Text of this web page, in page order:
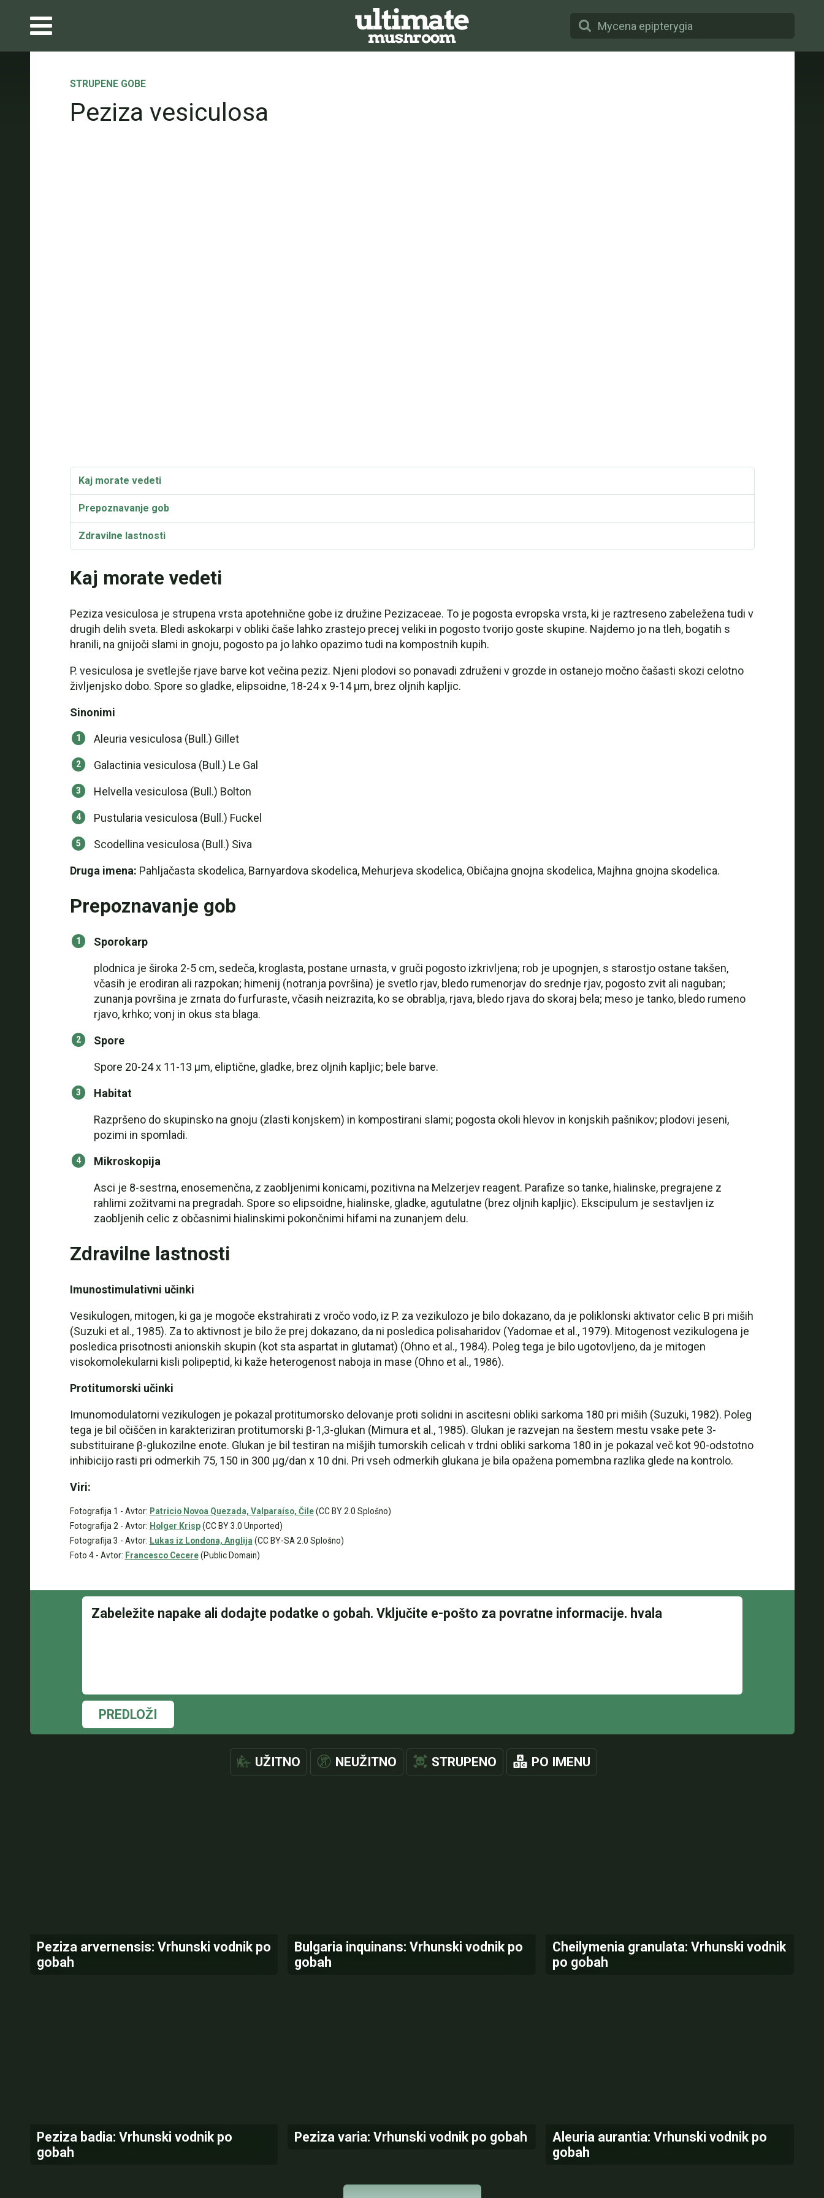
STRUPENE GOBE
Peziza vesiculosa
Kaj morate vedeti
Prepoznavanje gob
Zdravilne lastnosti
Kaj morate vedeti
Peziza vesiculosa je strupena vrsta apotehnične gobe iz družine Pezizaceae. To je pogosta evropska vrsta, ki je raztreseno zabeležena tudi v
drugih delih sveta. Bledi askokarpi v obliki čaše lahko zrastejo precej veliki in pogosto tvorijo goste skupine. Najdemo jo na tleh, bogatih s
hranili, na gnijoči slami in gnoju, pogosto pa jo lahko opazimo tudi na kompostnih kupih.
P. vesiculosa je svetlejše rjave barve kot večina peziz. Njeni plodovi so ponavadi združeni v grozde in ostanejo močno čašasti skozi celotno
življenjsko dobo. Spore so gladke, elipsoidne, 18-24 x 9-14 µm, brez oljnih kapljic.
Sinonimi
Aleuria vesiculosa (Bull.) Gillet
Galactinia vesiculosa (Bull.) Le Gal
Helvella vesiculosa (Bull.) Bolton
Pustularia vesiculosa (Bull.) Fuckel
Scodellina vesiculosa (Bull.) Siva
Druga imena: Pahljačasta skodelica, Barnyardova skodelica, Mehurjeva skodelica, Običajna gnojna skodelica, Majhna gnojna skodelica.
Prepoznavanje gob
Sporokarp
plodnica je široka 2-5 cm, sedeča, kroglasta, postane urnasta, v gruči pogosto izkrivljena; rob je upognjen, s starostjo ostane takšen,
včasih je erodiran ali razpokan; himenij (notranja površina) je svetlo rjav, bledo rumenorjav do srednje rjav, pogosto zvit ali naguban;
zunanja površina je zrnata do furfuraste, včasih neizrazita, ko se obrablja, rjava, bledo rjava do skoraj bela; meso je tanko, bledo rumeno
rjavo, krhko; vonj in okus sta blaga.
Spore
Spore 20-24 x 11-13 µm, eliptične, gladke, brez oljnih kapljic; bele barve.
Habitat
Razpršeno do skupinsko na gnoju (zlasti konjskem) in kompostirani slami; pogosta okoli hlevov in konjskih pašnikov; plodovi jeseni,
pozimi in spomladi.
Mikroskopija
Asci je 8-sestrna, enosemenčna, z zaobljenimi konicami, pozitivna na Melzerjev reagent. Parafize so tanke, hialinske, pregrajene z
rahlimi zožitvami na pregradah. Spore so elipsoidne, hialinske, gladke, agutulatne (brez oljnih kapljic). Ekscipulum je sestavljen iz
zaobljenih celic z občasnimi hialinskimi pokončnimi hifami na zunanjem delu.
Zdravilne lastnosti
Imunostimulativni učinki
Vesikulogen, mitogen, ki ga je mogoče ekstrahirati z vročo vodo, iz P. za vezikulozo je bilo dokazano, da je poliklonski aktivator celic B pri miših
(Suzuki et al., 1985). Za to aktivnost je bilo že prej dokazano, da ni posledica polisaharidov (Yadomae et al., 1979). Mitogenost vezikulogena je
posledica prisotnosti anionskih skupin (kot sta aspartat in glutamat) (Ohno et al., 1984). Poleg tega je bilo ugotovljeno, da je mitogen
visokomolekularni kisli polipeptid, ki kaže heterogenost naboja in mase (Ohno et al., 1986).
Protitumorski učinki
Imunomodulatorni vezikulogen je pokazal protitumorsko delovanje proti solidni in ascitesni obliki sarkoma 180 pri miših (Suzuki, 1982). Poleg
tega je bil očiščen in karakteriziran protitumorski β-1,3-glukan (Mimura et al., 1985). Glukan je razvejan na šestem mestu vsake pete 3-
substituirane β-glukozilne enote. Glukan je bil testiran na mišjih tumorskih celicah v trdni obliki sarkoma 180 in je pokazal več kot 90-odstotno
inhibicijo rasti pri odmerkih 75, 150 in 300 µg/dan x 10 dni. Pri vseh odmerkih glukana je bila opažena pomembna razlika glede na kontrolo.
Viri:
Fotografija 1 - Avtor: Patricio Novoa Quezada, Valparaíso, Čile(CC BY 2.0 Splošno)
Fotografija 2 - Avtor: Holger Krisp(CC BY 3.0 Unported)
Fotografija 3 - Avtor: Lukas iz Londona, Anglija (CC BY-SA 2.0 Splošno)
Foto 4 - Avtor: Francesco Cecere(Public Domain)
PREDLOŽI
UŽITNO NEUŽITNO STRUPENO PO IMENU
Peziza arvernensis: Vrhunski vodnik po
gobah
Bulgaria inquinans: Vrhunski vodnik po
gobah
Cheilymenia granulata: Vrhunski vodnik
po gobah
Peziza badia: Vrhunski vodnik po
gobah
Peziza varia: Vrhunski vodnik po gobah
Aleuria aurantia: Vrhunski vodnik po
gobah